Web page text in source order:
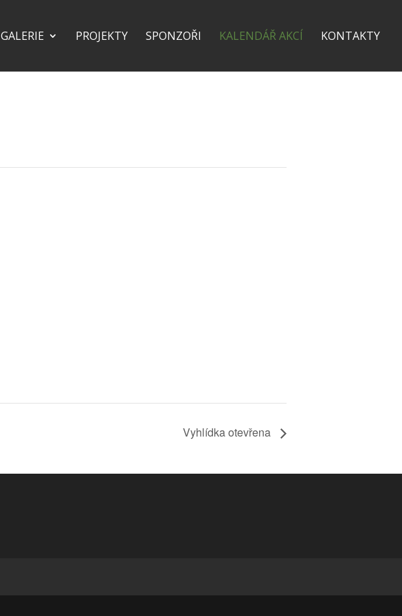
GALERIE PROJEKTY SPONZOŘI KALENDÁŘ AKCÍ KONTAKTY
Vyhlídka otevřena